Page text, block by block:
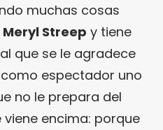
muchas cosas
Meryl Streep y tiene
que se le agradece
espectador uno
no le prepara del
encima: porque